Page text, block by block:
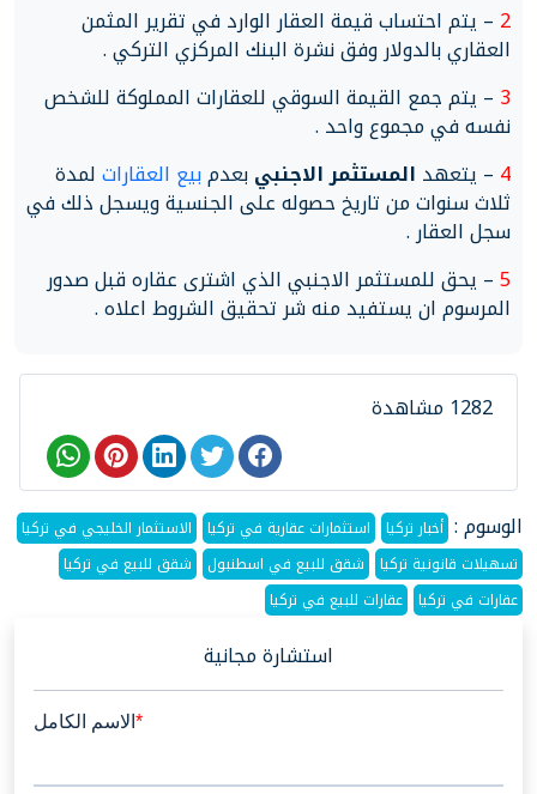
2 – يتم احتساب قيمة العقار الوارد في تقرير المثمن
العقاري بالدولار وفق نشرة البنك المركزي التركي .
3 – يتم جمع القيمة السوقي للعقارات المملوكة للشخص
نفسه في مجموع واحد .
4 – يتعهد المستثمر الاجنبيبعدمبيع العقاراتلمدة
ثلاث سنوات من تاريخ حصوله على الجنسية ويسجل ذلك في
سجل العقار .
5– يحق للمستثمر الاجنبي الذي اشترى عقاره قبل صدور
المرسوم ان يستفيد منه شر تحقيق الشروط اعلاه .
1282 مشاهدة
الوسوم : أخبار تركيا استثمارات عقارية في تركيا
الاستثمار الخليجي في تركيا
تسهيلات قانونية تركيا
شقق للبيع في اسطنبول
شقق للبيع في تركيا
عقارات في تركيا عقارات للبيع في تركيا
استشارة مجانية